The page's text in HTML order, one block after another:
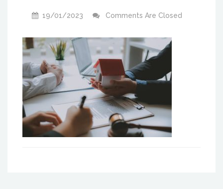
19/01/2023 Comments Are Closed